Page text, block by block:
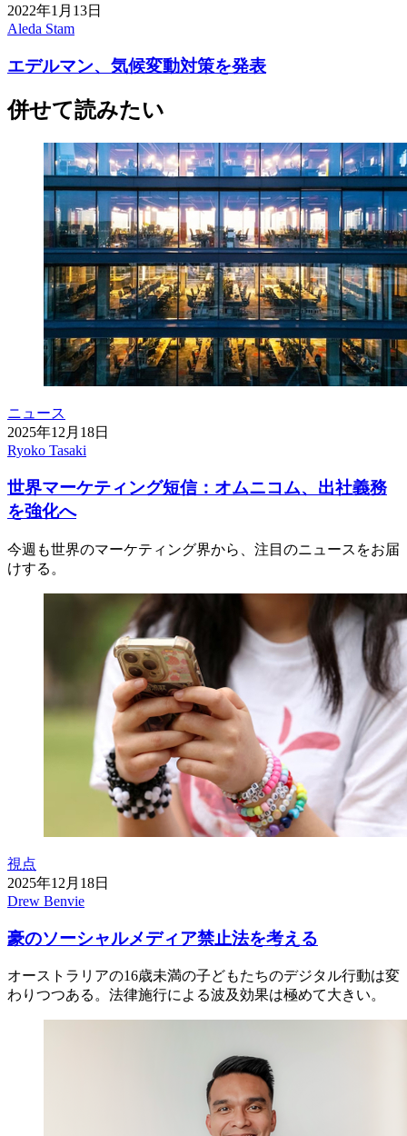
2022年1月13日
Aleda Stam
エデルマン、気候変動対策を発表
併せて読みたい
ニュース
2025年12月18日
Ryoko Tasaki
世界マーケティング短信：オムニコム、出社義務
を強化へ
今週も世界のマーケティング界から、注目のニュースをお届
けする。
視点
2025年12月18日
Drew Benvie
豪のソーシャルメディア禁止法を考える
オーストラリアの16歳未満の子どもたちのデジタル行動は変
わりつつある。法律施行による波及効果は極めて大きい。